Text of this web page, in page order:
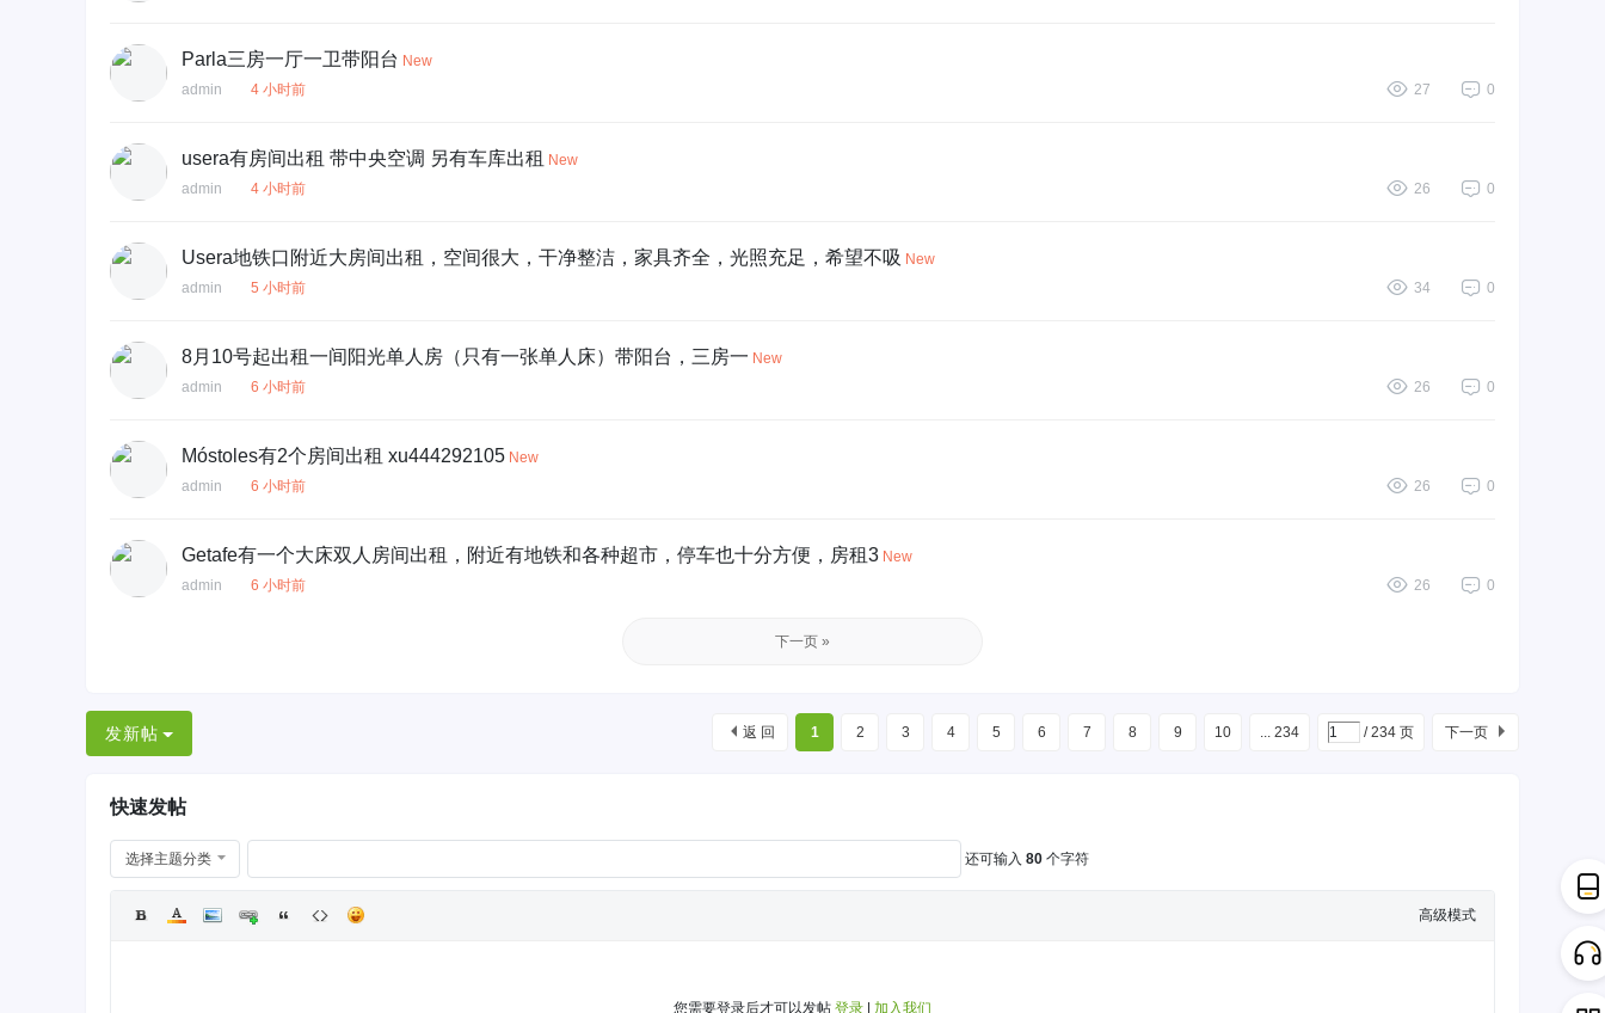
Parla三房一厅一卫带阳台 New
admin
4 小时前 0
27
usera有房间出租 带中央空调 另有车库出租 New
admin
4 小时前 0
26
Usera地铁口附近大房间出租，空间很大，干净整洁，家具齐全，光照充足，希望不吸 New
admin
5 小时前 0
34
8月10号起出租一间阳光单人房（只有一张单人床）带阳台，三房一 New
admin
6 小时前 0
26
Móstoles有2个房间出租 xu444292105 New
admin
6 小时前 0
26
Getafe有一个大床双人房间出租，附近有地铁和各种超市，停车也十分方便，房租3 New
admin
6 小时前 0
26
下一页 »
1 2 3 4 5 6 7 8 9 10 ... 234 / 234 页 下一页
返 回
发新帖
快速发帖
选择主题分类 还可输入 80 个字符
高级模式
您需要登录后才可以发帖 登录 加入我们